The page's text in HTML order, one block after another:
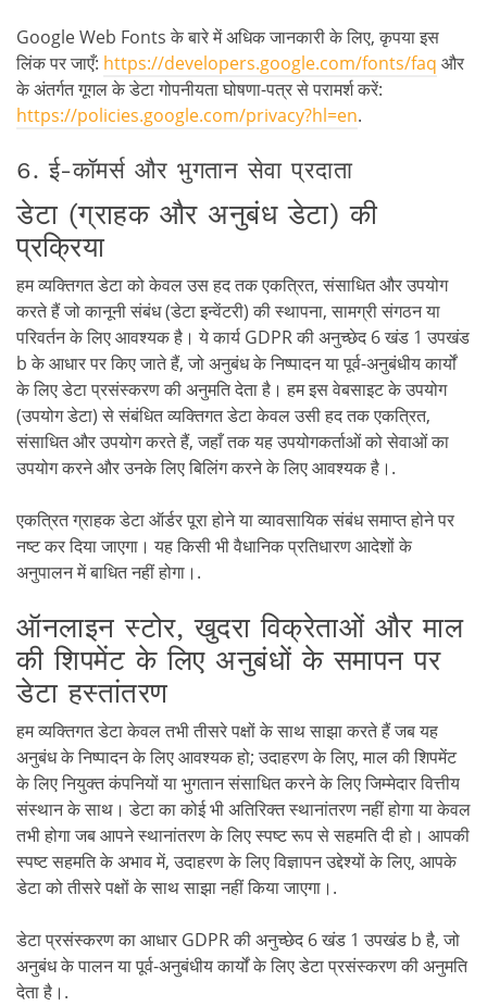
Google Web Fonts के बारे में अधिक जानकारी के लिए, कृपया इस
लिंक पर जाएँ: https://developers.google.com/fonts/faq और
के अंतर्गत गूगल के डेटा गोपनीयता घोषणा-पत्र से परामर्श करें:
https://policies.google.com/privacy?hl=en.
6. ई-कॉमर्स और भुगतान सेवा प्रदाता
डेटा (ग्राहक और अनुबंध डेटा) की
प्रक्रिया
हम व्यक्तिगत डेटा को केवल उस हद तक एकत्रित, संसाधित और उपयोग
करते हैं जो कानूनी संबंध (डेटा इन्वेंटरी) की स्थापना, सामग्री संगठन या
परिवर्तन के लिए आवश्यक है। ये कार्य GDPR की अनुच्छेद 6 खंड 1 उपखंड
b के आधार पर किए जाते हैं, जो अनुबंध के निष्पादन या पूर्व-अनुबंधीय कार्यों
के लिए डेटा प्रसंस्करण की अनुमति देता है। हम इस वेबसाइट के उपयोग
(उपयोग डेटा) से संबंधित व्यक्तिगत डेटा केवल उसी हद तक एकत्रित,
संसाधित और उपयोग करते हैं, जहाँ तक यह उपयोगकर्ताओं को सेवाओं का
उपयोग करने और उनके लिए बिलिंग करने के लिए आवश्यक है।.
एकत्रित ग्राहक डेटा ऑर्डर पूरा होने या व्यावसायिक संबंध समाप्त होने पर
नष्ट कर दिया जाएगा। यह किसी भी वैधानिक प्रतिधारण आदेशों के
अनुपालन में बाधित नहीं होगा।.
ऑनलाइन स्टोर, खुदरा विक्रेताओं और माल
की शिपमेंट के लिए अनुबंधों के समापन पर
डेटा हस्तांतरण
हम व्यक्तिगत डेटा केवल तभी तीसरे पक्षों के साथ साझा करते हैं जब यह
अनुबंध के निष्पादन के लिए आवश्यक हो; उदाहरण के लिए, माल की शिपमेंट
के लिए नियुक्त कंपनियों या भुगतान संसाधित करने के लिए जिम्मेदार वित्तीय
संस्थान के साथ। डेटा का कोई भी अतिरिक्त स्थानांतरण नहीं होगा या केवल
तभी होगा जब आपने स्थानांतरण के लिए स्पष्ट रूप से सहमति दी हो। आपकी
स्पष्ट सहमति के अभाव में, उदाहरण के लिए विज्ञापन उद्देश्यों के लिए, आपके
डेटा को तीसरे पक्षों के साथ साझा नहीं किया जाएगा।.
डेटा प्रसंस्करण का आधार GDPR की अनुच्छेद 6 खंड 1 उपखंड b है, जो
अनुबंध के पालन या पूर्व-अनुबंधीय कार्यों के लिए डेटा प्रसंस्करण की अनुमति
देता है।.